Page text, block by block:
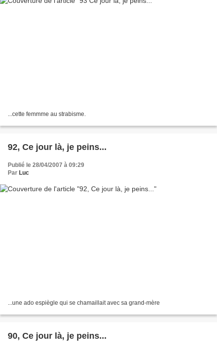
...cette femmme au strabisme.
92, Ce jour là, je peins...
Publié le 28/04/2007 à 09:29
Par Luc
...une ado espiègle qui se chamaillait avec sa grand-mère
90, Ce jour là, je peins...